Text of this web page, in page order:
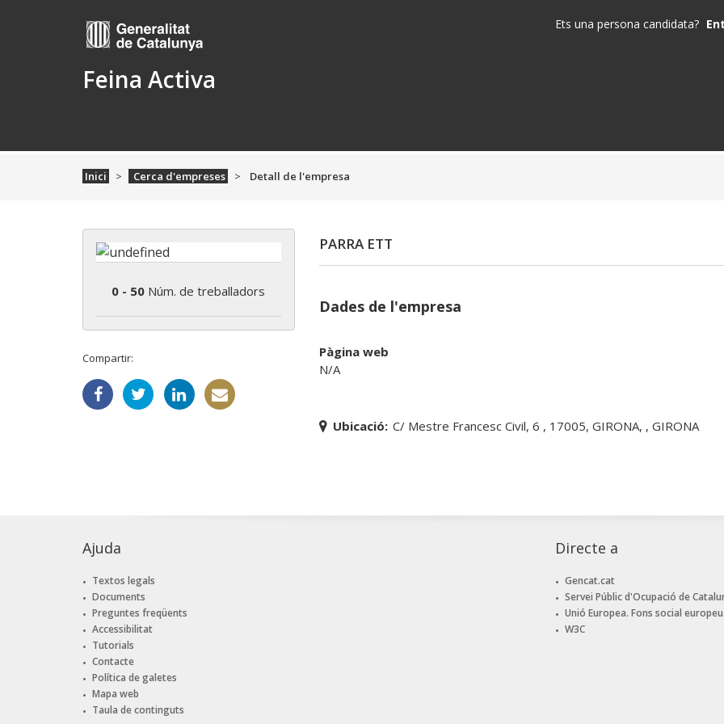
Feina Activa
Ets una persona candidata?
Inici Cerca d'empreses Detall de l'empresa
0 - 50 Núm. de treballadors
Compartir:
PARRA ETT
Dades de l'empresa
Pàgina web
N/A
Ubicació: C/ Mestre Francesc Civil, 6 , 17005, GIRONA, , GIRONA
Ajuda
Textos legals
Documents
Preguntes freqüents
Accessibilitat
Tutorials
Contacte
Política de galetes
Mapa web
Taula de continguts
Directe a
Gencat.cat
Servei Públic d'Ocupació de
Unió Europea. Fons social europeu.
W3C